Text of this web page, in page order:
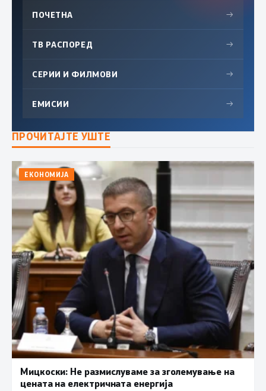
ПОЧЕТНА →
ТВ РАСПОРЕД →
СЕРИИ И ФИЛМОВИ →
ЕМИСИИ →
ПРОЧИТАЈТЕ УШТЕ
ЕКОНОМИЈА
Мицкоски: Не размислуваме за зголемување на
цената на електричната енергија